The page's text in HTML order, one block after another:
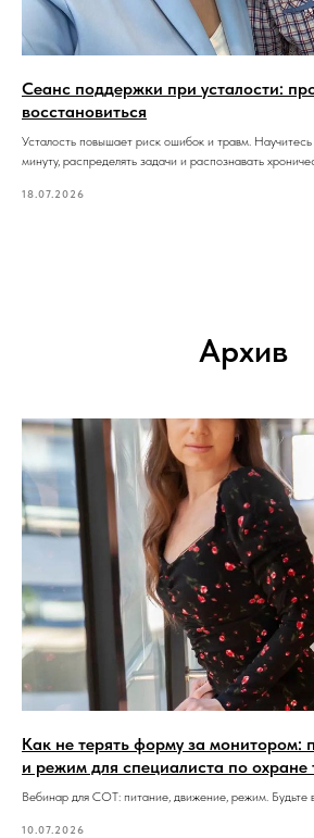
Сеанс поддержки при усталости:
восстановиться
Усталость повышает риск ошибок и травм. Научитесь
минуту, распределять задачи и распознавать
18.07.2026
Архив
Как не терять форму за монитором:
и режим для специалиста по охране
Вебинар для СОТ: питание, движение, режим. Будьте
10.07.2026